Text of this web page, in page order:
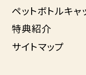
ペットボトルキャ
特典紹介
サイトマップ